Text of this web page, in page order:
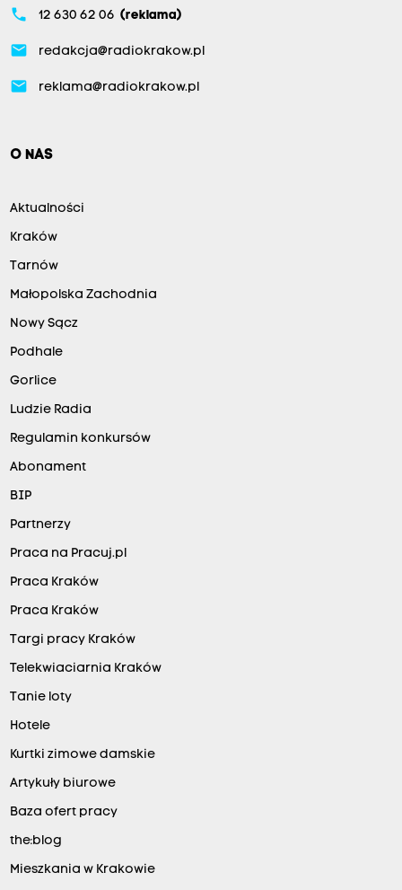
phone 12 630 62 06 (reklama)
email redakcja@radiokrakow.pl
email reklama@radiokrakow.pl
O NAS
Aktualności
Kraków
Tarnów
Małopolska Zachodnia
Nowy Sącz
Podhale
Gorlice
Ludzie Radia
Regulamin konkursów
Abonament
BIP
Partnerzy
Praca na Pracuj.pl
Praca Kraków
Praca Kraków
Targi pracy Kraków
Telekwiaciarnia Kraków
Tanie loty
Hotele
Kurtki zimowe damskie
Artykuły biurowe
Baza ofert pracy
the:blog
Mieszkania w Krakowie